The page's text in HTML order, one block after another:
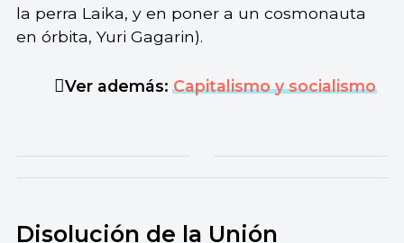
la perra Laika, y en poner a un cosmonauta
en órbita, Yuri Gagarin).
Ver además:Capitalismo y socialismo
Disolución de la Unión